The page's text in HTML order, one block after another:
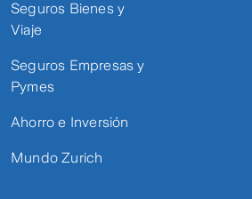
Seguros Bienes y
Viaje
Seguros Empresas y
Pymes
Ahorro e Inversión
Mundo Zurich